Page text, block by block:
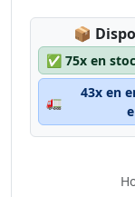
📦
✅ 75x en
🚛
43x en